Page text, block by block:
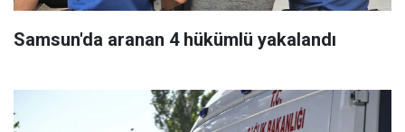
Samsun'da aranan 4 hükümlü yakalandı